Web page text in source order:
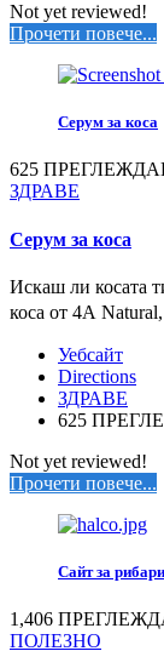
Not yet reviewed!
Прочети повече...
Серум за коса
625
ЗДРАВЕ
Серум за коса
Искаш ли косата
коса от 4А
Уебсайт
Directions
ЗДРАВЕ
625
Not yet reviewed!
Прочети повече...
Сайт за
1,406
ПОЛЕЗНО